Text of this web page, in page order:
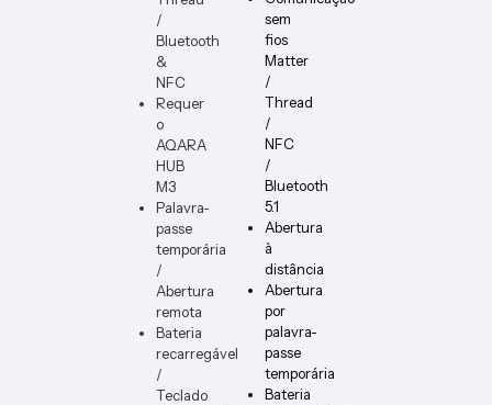
/
Bluetooth
&
NFC
Requer
o
AQARA
HUB
M3
Palavra-
passe
temporária
/
Abertura
remota
Bateria
recarregável
/
Teclado
sem
fios
Matter
/
Thread
/
NFC
/
Bluetooth
5.1
Abertura
à
distância
Abertura
por
palavra-
passe
temporária
Bateria